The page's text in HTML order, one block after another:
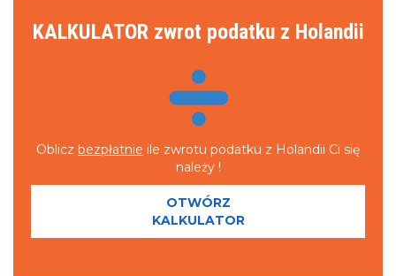
Czy w wybranym roku uzyskałeś(aś) lub
zamierzasz uzyskać dochód w Polsce innych
Czy w roku za który wypełniasz formularz
byłeś(aś) w związku małżeńskim ?
KALKULATOR zwrot podatku z Holandii
Oblicz bezpłatnie ile zwrotu podatku z Holandii Ci się
należy !
OTWÓRZ
KALKULATOR